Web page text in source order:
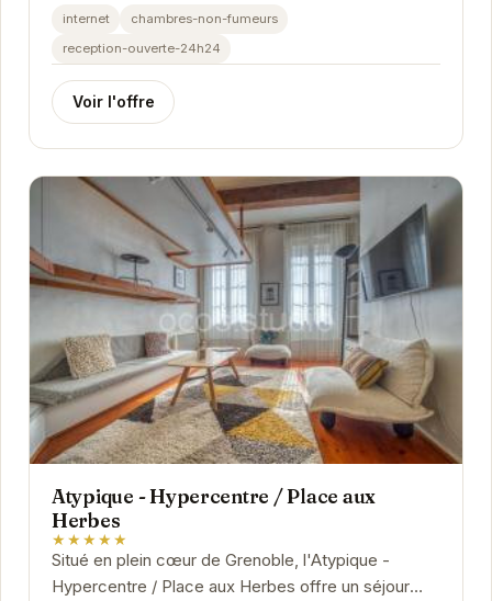
internet
chambres-non-fumeurs
reception-ouverte-24h24
Voir l'offre
Atypique - Hypercentre / Place aux
Herbes
★★★★★
Situé en plein cœur de Grenoble, l'Atypique -
Hypercentre / Place aux Herbes offre un séjour